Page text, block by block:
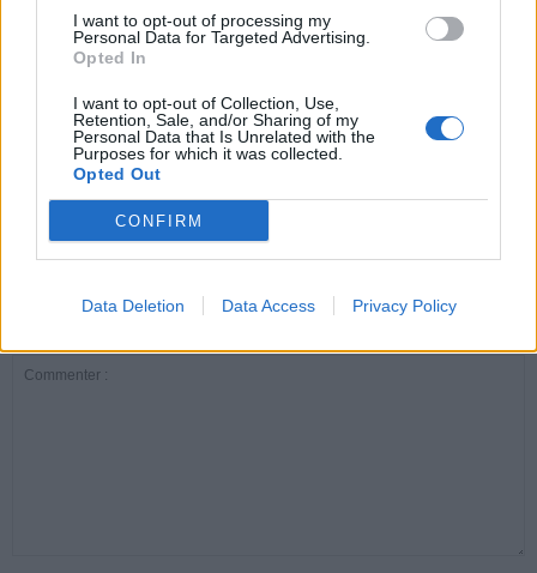
I want to opt-out of processing my
Personal Data for Targeted Advertising.
Opted In
I want to opt-out of Collection, Use,
Retention, Sale, and/or Sharing of my
Personal Data that Is Unrelated with the
Purposes for which it was collected.
Opted Out
CONFIRM
Data Deletion Data Access Privacy Policy
ARTICLES CONNEXES
Canicule : les conseils
cardiologues pour
éviter le danger
Santé
lunettes de sécurité